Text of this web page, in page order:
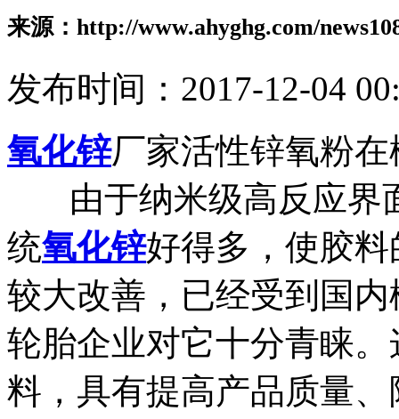
来源：http://www.ahyghg.com/
发布时间：2017-12-04
氧化锌厂家活性锌氧粉
由于纳米级高反应界
统氧化锌好得多，使胶
较大改善，已经受到国
轮胎企业对它十分青睐
料，具有提高产品质量